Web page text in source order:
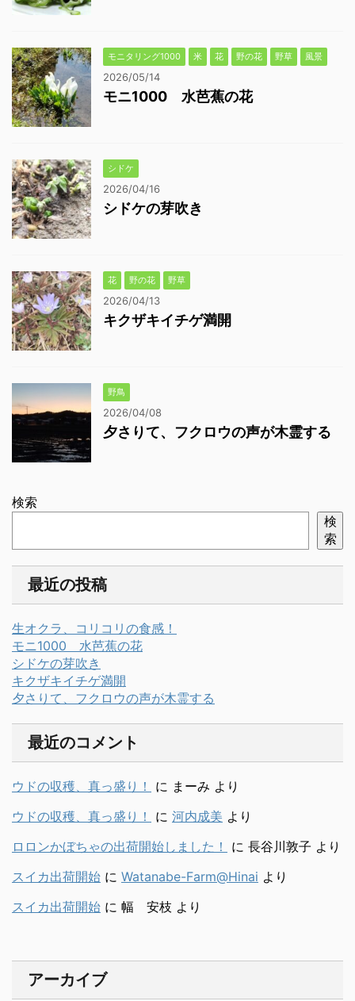
モニタリング1000 米 花 野の花 野草 風景
2026/05/14
モニ1000 水芭蕉の花
シドケ
2026/04/16
シドケの芽吹き
花 野の花 野草
2026/04/13
キクザキイチゲ満開
野鳥
2026/04/08
夕さりて、フクロウの声が木霊する
検索
検
索
最近の投稿
生オクラ、コリコリの食感！
モニ1000 水芭蕉の花
シドケの芽吹き
キクザキイチゲ満開
夕さりて、フクロウの声が木霊する
最近のコメント
ウドの収穫、真っ盛り！ に まーみ より
ウドの収穫、真っ盛り！
に 河内成美 より
ロロンかぼちゃの出荷開始しました！
に 長谷川敦子 より
スイカ出荷開始 に Watanabe-Farm@Hinai より
スイカ出荷開始 に 幅 安枝 より
アーカイブ